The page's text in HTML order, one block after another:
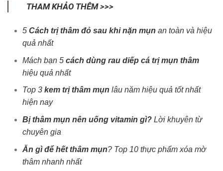
THAM KHẢO THÊM >>>
5 Cách trị thâm đỏ sau khi nặn mụn an toàn và hiệu
quả nhất
Mách bạn 5 cách dùng rau diếp cá trị mụn thâm
hiệu quả nhất
Top 3 kem trị thâm mụn lâu năm hiệu quả tốt nhất
hiện nay
Bị thâm mụn nên uống vitamin gì? Lời khuyên từ
chuyên gia
Ăn gì để hết thâm mụn? Top 10 thực phẩm xóa mờ
thâm nhanh nhất